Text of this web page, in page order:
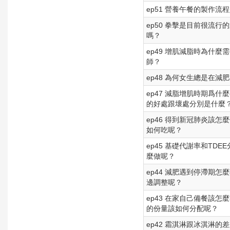
ep51 營養午餐的製作流
ep50 拳擊是目前很流行
嗎？
ep49 增肌減脂時為什麼
師？
ep48 為何女生總是在減
ep47 減脂增肌時期爲什
的好處跟壞處分別是什麼
ep46 得到新冠肺炎該怎
如何吃呢？
ep45 基礎代謝率和TDEE
麼做呢？
ep44 減肥遇到停滯期怎
邊調整呢？
ep43 在家自己備餐該怎
的份量該如何分配呢？
ep42 霜淇淋跟冰淇淋的